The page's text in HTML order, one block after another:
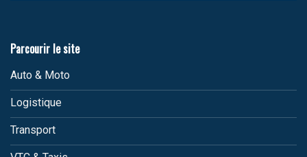
Parcourir le site
Auto & Moto
Logistique
Transport